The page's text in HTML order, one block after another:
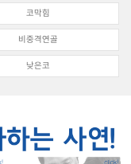
코막힘
비중격연골
낮은코